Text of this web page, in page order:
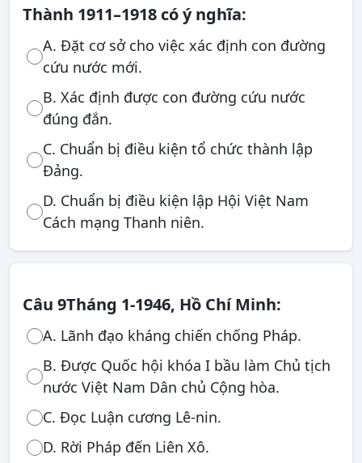
Thành 1911–1918 có ý nghĩa:
A. Đặt cơ sở cho việc xác định con đường
cứu nước mới.
B. Xác định được con đường cứu nước
đúng đắn.
C. Chuẩn bị điều kiện tổ chức thành lập
Đảng.
D. Chuẩn bị điều kiện lập Hội Việt Nam
Cách mạng Thanh niên.
Câu 9Tháng 1-1946, Hồ Chí Minh:
A. Lãnh đạo kháng chiến chống Pháp.
B. Được Quốc hội khóa I bầu làm Chủ tịch
nước Việt Nam Dân chủ Cộng hòa.
C. Đọc Luận cương Lê-nin.
D. Rời Pháp đến Liên Xô.